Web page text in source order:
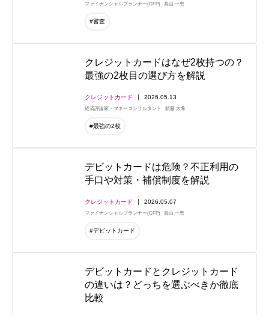
ファイナンシャルプランナー(CFP) 高山 一恵
#審査
クレジットカードはなぜ2枚持つの？
最強の2枚目の選び方を解説
クレジットカード 2026.05.13
経済評論家・マネーコンサルタント 頼藤 太希
#最強の2枚
デビットカードは危険？不正利用の
手口や対策・補償制度を解説
クレジットカード 2026.05.07
ファイナンシャルプランナー(CFP) 高山 一恵
#デビットカード
デビットカードとクレジットカード
の違いは？どっちを選ぶべきか徹底
比較